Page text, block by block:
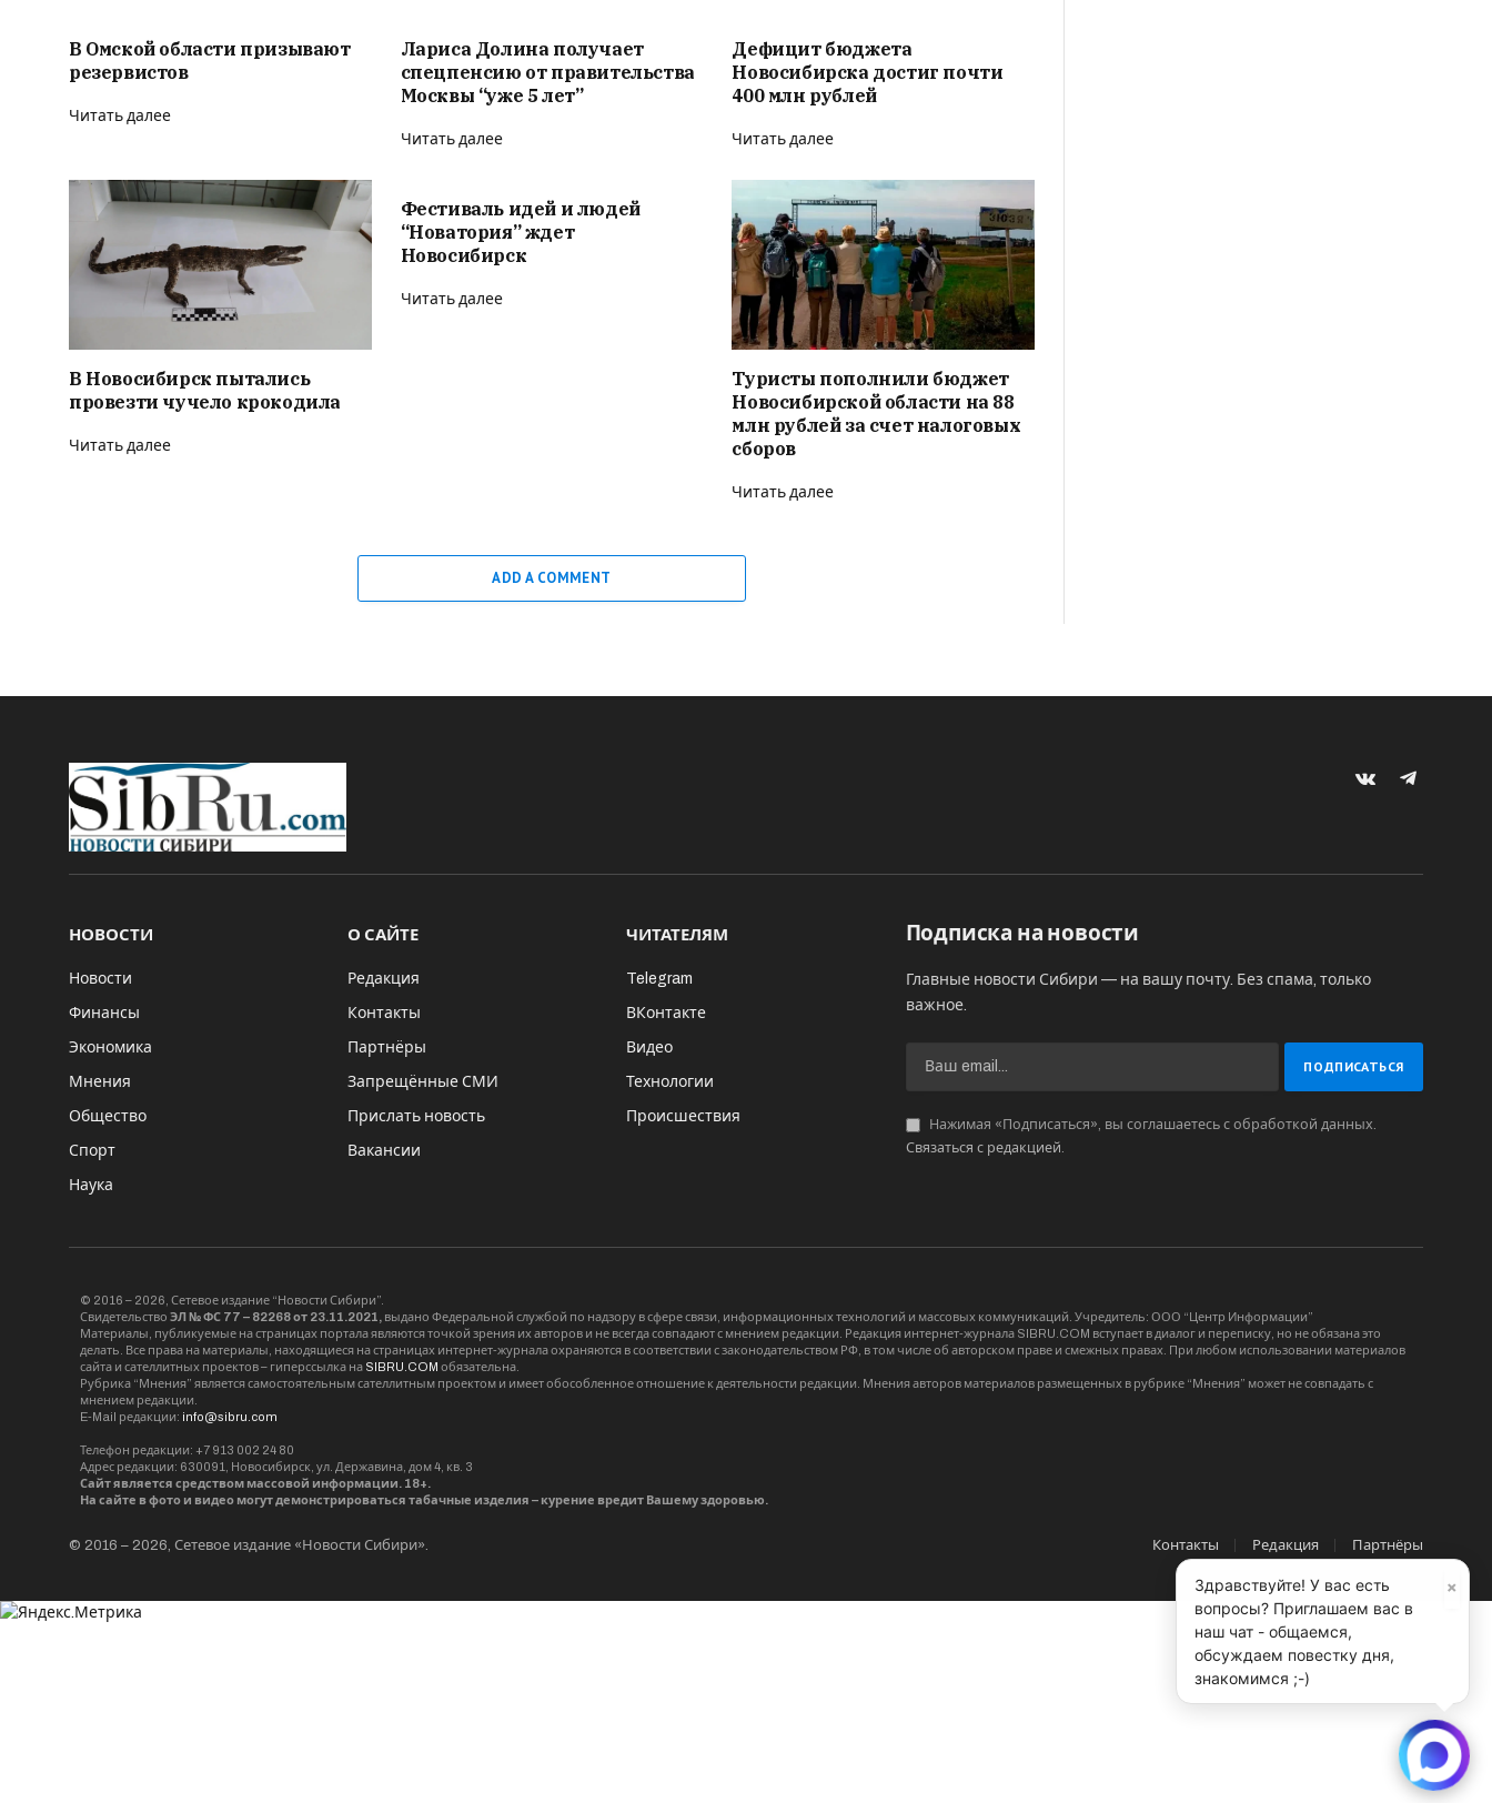
В Омской области призывают
резервистов
Читать далее
Лариса Долина получает
спецпенсию от правительства
Москвы “уже 5 лет”
Читать далее
Дефицит бюджета
Новосибирска достиг почти
400 млн рублей
Читать далее
В Новосибирск пытались
провезти чучело крокодила
Читать далее
Фестиваль идей и людей
“Новатория” ждет
Новосибирск
Читать далее
Туристы пополнили бюджет
Новосибирской области на 88
млн рублей за счет налоговых
сборов
Читать далее
ADD A COMMENT
VKontakteTelegram
НОВОСТИ
Новости
Финансы
Экономика
Мнения
Общество
Спорт
Наука
О САЙТЕ
Редакция
Контакты
Партнёры
Запрещённые СМИ
Прислать новость
Вакансии
ЧИТАТЕЛЯМ
Telegram
ВКонтакте
Видео
Технологии
Происшествия
Подписка на новости
Главные новости Сибири — на вашу почту. Без спама, только
важное.
Нажимая «Подписаться», вы соглашаетесь с обработкой данных.
Связаться с редакцией.
© 2016 – 2026, Сетевое издание “Новости Сибири”.
Свидетельство ЭЛ № ФС 77 – 82268 от 23.11.2021, выдано Федеральной службой по надзору в сфере связи, информационных технологий и массовых коммуникаций. Учредитель: ООО “Центр Информации”
Материалы, публикуемые на страницах портала являются точкой зрения их авторов и не всегда совпадают с мнением редакции. Редакция интернет-журнала SIBRU.COM вступает в диалог и переписку, но не обязана это
делать. Все права на материалы, находящиеся на страницах интернет-журнала охраняются в соответствии с законодательством РФ, в том числе об авторском праве и смежных правах. При любом использовании материалов
сайта и сателлитных проектов – гиперссылка на SIBRU.COM обязательна.
Рубрика “Мнения” является самостоятельным сателлитным проектом и имеет обособленное отношение к деятельности редакции. Мнения авторов материалов размещенных в рубрике “Мнения” может не совпадать с
мнением редакции.
E-Mail редакции: info@sibru.com
Телефон редакции: +7 913 002 24 80
Адрес редакции: 630091, Новосибирск, ул. Державина, дом 4, кв. 3
Сайт является средством массовой информации. 18+.
На сайте в фото и видео могут демонстрироваться табачные изделия – курение вредит Вашему здоровью.
© 2016 – 2026, Сетевое издание «Новости Сибири». Контакты Редакция Партнёры
×
Здравствуйте! У вас есть
вопросы? Приглашаем вас в
наш чат - общаемся,
обсуждаем повестку дня,
знакомимся ;-)